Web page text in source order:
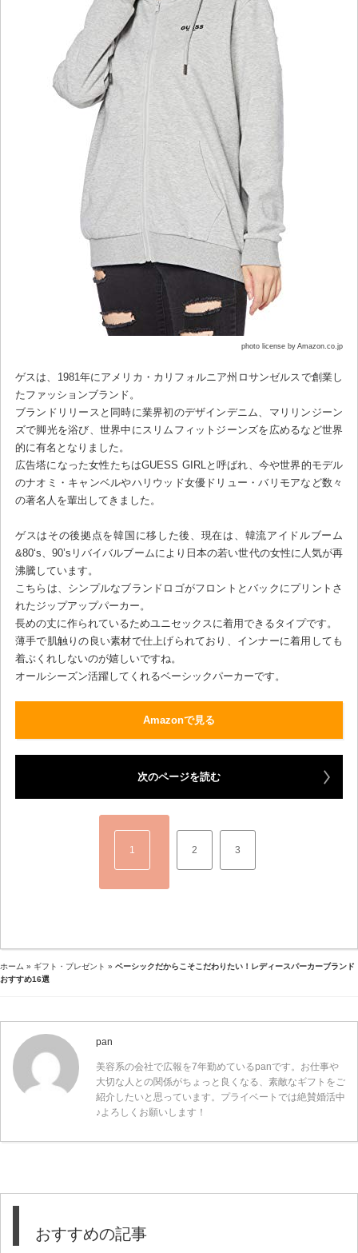
photo license by Amazon.co.jp
ゲスは、1981年にアメリカ・カリフォルニア州ロサンゼルスで創業し
たファッションブランド。
ブランドリリースと同時に業界初のデザインデニム、マリリンジーン
ズで脚光を浴び、世界中にスリムフィットジーンズを広めるなど世界
的に有名となりました。
広告塔になった女性たちはGUESS GIRLと呼ばれ、今や世界的モデル
のナオミ・キャンベルやハリウッド女優ドリュー・バリモアなど数々
の著名人を輩出してきました。
ゲスはその後拠点を韓国に移した後、現在は、韓流アイドルブーム
&80‘s、90’sリバイバルブームにより日本の若い世代の女性に人気が再
沸騰しています。
こちらは、シンプルなブランドロゴがフロントとバックにプリントさ
れたジップアップパーカー。
長めの丈に作られているためユニセックスに着用できるタイプです。
薄手で肌触りの良い素材で仕上げられており、インナーに着用しても
着ぶくれしないのが嬉しいですね。
オールシーズン活躍してくれるベーシックパーカーです。
Amazonで見る
次のページを読む
1 2 3
ホーム » ギフト・プレゼント » ベーシックだからこそこだわりたい！レディースパーカーブランド
おすすめ16選
pan
美容系の会社で広報を7年勤めているpanです。お仕事や
大切な人との関係がちょっと良くなる、素敵なギフトをご
紹介したいと思っています。プライベートでは絶賛婚活中
♪よろしくお願いします！
おすすめの記事